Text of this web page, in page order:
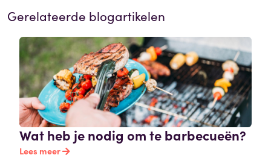
Gerelateerde blogartikelen
Wat heb je nodig om te barbecueën?
Lees meer